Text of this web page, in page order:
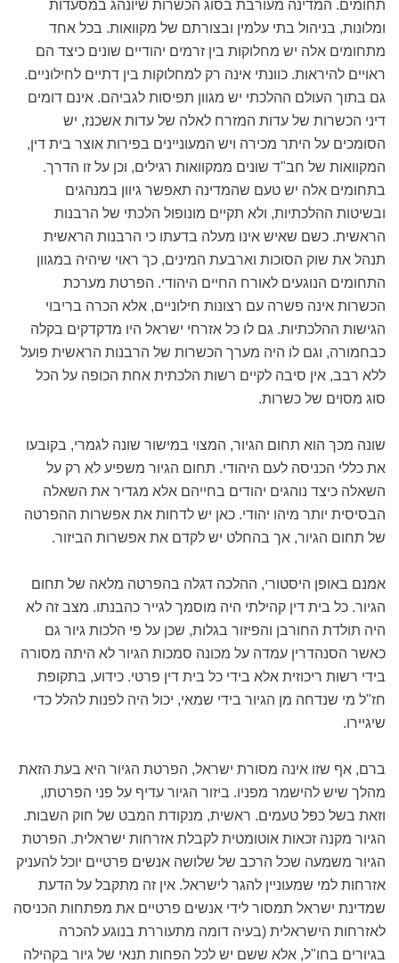
תחומים. המדינה מעורבת בסוג הכשרות שיונהג במסעדות
ומלונות, בניהול בתי עלמין ובצורתם של מקוואות. בכל אחד
מתחומים אלה יש מחלוקות בין זרמים יהודיים שונים כיצד הם
ראויים להיראות. כוונתי אינה רק למחלוקות בין דתיים לחילוניים.
גם בתוך העולם ההלכתי יש מגוון תפיסות לגביהם. אינם דומים
דיני הכשרות של עדות המזרח לאלה של עדות אשכנז, יש
הסומכים על היתר מכירה ויש המעוניינים בפירות אוצר בית דין,
המקוואות של חב"ד שונים ממקוואות רגילים, וכן על זו הדרך.
בתחומים אלה יש טעם שהמדינה תאפשר גיוון במנהגים
ובשיטות ההלכתיות, ולא תקיים מונופול הלכתי של הרבנות
הראשית. כשם שאיש אינו מעלה בדעתו כי הרבנות הראשית
תנהל את שוק הסוכות וארבעת המינים, כך ראוי שיהיה במגוון
התחומים הנוגעים לאורח החיים היהודי. הפרטת מערכת
הכשרות אינה פשרה עם רצונות חילוניים, אלא הכרה בריבוי
הגישות ההלכתיות. גם לו כל אזרחי ישראל היו מדקדקים בקלה
כבחמורה, וגם לו היה מערך הכשרות של הרבנות הראשית פועל
ללא רבב, אין סיבה לקיים רשות הלכתית אחת הכופה על הכל
סוג מסוים של כשרות.
שונה מכך הוא תחום הגיור, המצוי במישור שונה לגמרי, בקובעו
את כללי הכניסה לעם היהודי. תחום הגיור משפיע לא רק על
השאלה כיצד נוהגים יהודים בחייהם אלא מגדיר את השאלה
הבסיסית יותר מיהו יהודי. כאן יש לדחות את אפשרות ההפרטה
של תחום הגיור, אך בהחלט יש לקדם את אפשרות הביזור.
אמנם באופן היסטורי, ההלכה דגלה בהפרטה מלאה של תחום
הגיור. כל בית דין קהילתי היה מוסמך לגייר כהבנתו. מצב זה לא
היה תולדת החורבן והפיזור בגלות, שכן על פי הלכות גיור גם
כאשר הסנהדרין עמדה על מכונה סמכות הגיור לא היתה מסורה
בידי רשות ריכוזית אלא בידי כל בית דין פרטי. כידוע, בתקופת
חז"ל מי שנדחה מן הגיור בידי שמאי, יכול היה לפנות להלל כדי
שיגיירו.
ברם, אף שזו אינה מסורת ישראל, הפרטת הגיור היא בעת הזאת
מהלך שיש להישמר מפניו. ביזור הגיור עדיף על פני הפרטתו,
וזאת בשל כפל טעמים. ראשית, מנקודת המבט של חוק השבות.
הגיור מקנה זכאות אוטומטית לקבלת אזרחות ישראלית. הפרטת
הגיור משמעה שכל הרכב של שלושה אנשים פרטיים יוכל להעניק
אזרחות למי שמעוניין להגר לישראל. אין זה מתקבל על הדעת
שמדינת ישראל תמסור לידי אנשים פרטיים את מפתחות הכניסה
לאזרחות הישראלית (בעיה דומה מתעוררת בנוגע להכרה
בגיורים בחו"ל, אלא ששם יש לכל הפחות תנאי של גיור בקהילה